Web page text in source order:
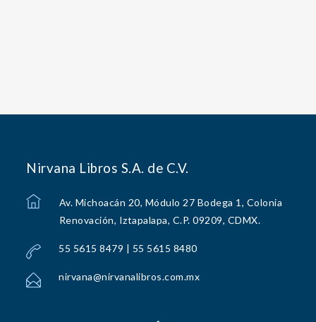
Nirvana Libros S.A. de C.V.
Av. Michoacán 20, Módulo 27 Bodega 1, Colonia
Renovación, Iztapalapa, C.P. 09209, CDMX.
55 5615 8479 | 55 5615 8480
nirvana@nirvanalibros.com.mx